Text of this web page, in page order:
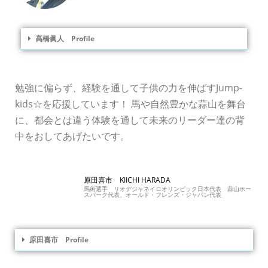
高橋眞人 Profile
勉強に偏らず、経験を通して子供の力を伸ばすJump-
kids☆を応援しています！ 馬や自然豊かな蒜山を舞台
に、都会とは違う体験を通して未来のリーダー達の背
中をおしてあげたいです。
原田喜市 KIICHI HARADA
馬術選手 リオデジャネイロオリンピック日本代表 蒜山ホー
スパーク代表、オールド・フレンズ・ジャパン代表
原田喜市 Profile